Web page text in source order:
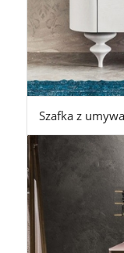
Szafka z